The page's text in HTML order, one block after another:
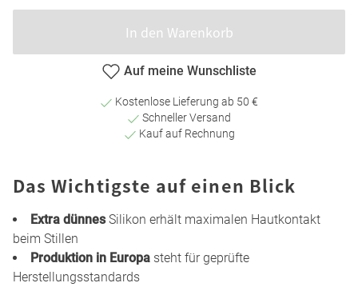
In den Warenkorb
Auf meine Wunschliste
Kostenlose Lieferung ab 50 €
Schneller Versand
Kauf auf Rechnung
Das Wichtigste auf einen Blick
Extra dünnesSilikon erhält maximalen Hautkontakt
beim Stillen
Produktion in Europa steht für geprüfte
Herstellungsstandards